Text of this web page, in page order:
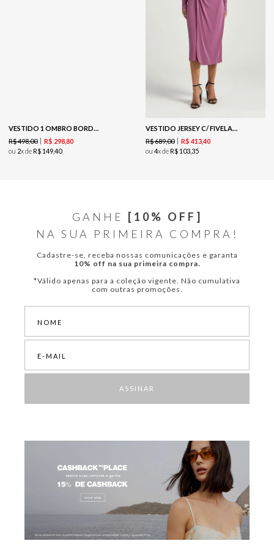
VESTIDO 1 OMBRO BORDADO - MARROM
R$498,00 R$ 29880
ou 2x deR$ 14940
VESTIDO JERSEY C/ FIVELA - LUXO
R$689,00 R$ 41340
ou 4x deR$ 10335
GANHE
[10% OFF]
NA SUA PRIMEIRA COMPRA!
Cadastre-se, receba nossas comunicações e garanta
10% off na sua primeira compra.
*Válido apenas para a coleção vigente. Não cumulativa
com outras promoções.
ASSINAR